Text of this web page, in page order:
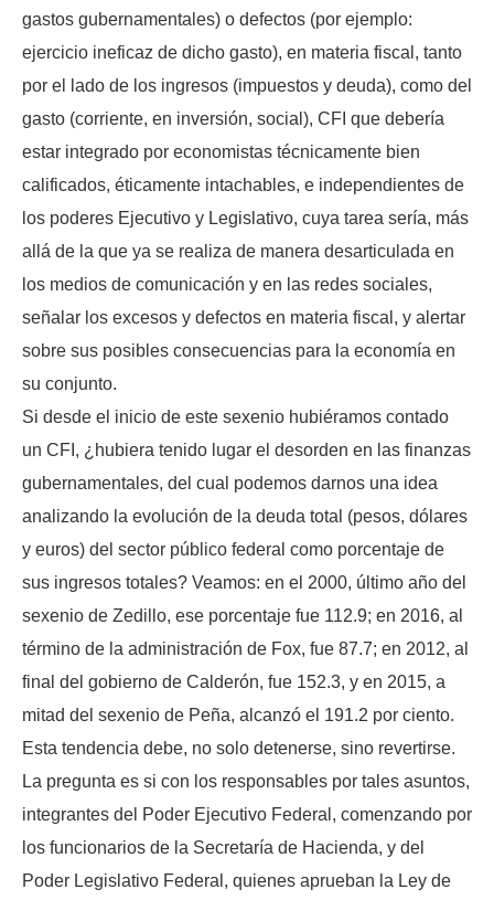
gastos gubernamentales) o defectos (por ejemplo:
ejercicio ineficaz de dicho gasto), en materia fiscal, tanto
por el lado de los ingresos (impuestos y deuda), como del
gasto (corriente, en inversión, social), CFI que debería
estar integrado por economistas técnicamente bien
calificados, éticamente intachables, e independientes de
los poderes Ejecutivo y Legislativo, cuya tarea sería, más
allá de la que ya se realiza de manera desarticulada en
los medios de comunicación y en las redes sociales,
señalar los excesos y defectos en materia fiscal, y alertar
sobre sus posibles consecuencias para la economía en
su conjunto.
Si desde el inicio de este sexenio hubiéramos contado
un CFI, ¿hubiera tenido lugar el desorden en las finanzas
gubernamentales, del cual podemos darnos una idea
analizando la evolución de la deuda total (pesos, dólares
y euros) del sector público federal como porcentaje de
sus ingresos totales? Veamos: en el 2000, último año del
sexenio de Zedillo, ese porcentaje fue 112.9; en 2016, al
término de la administración de Fox, fue 87.7; en 2012, al
final del gobierno de Calderón, fue 152.3, y en 2015, a
mitad del sexenio de Peña, alcanzó el 191.2 por ciento.
Esta tendencia debe, no solo detenerse, sino revertirse.
La pregunta es si con los responsables por tales asuntos,
integrantes del Poder Ejecutivo Federal, comenzando por
los funcionarios de la Secretaría de Hacienda, y del
Poder Legislativo Federal, quienes aprueban la Ley de